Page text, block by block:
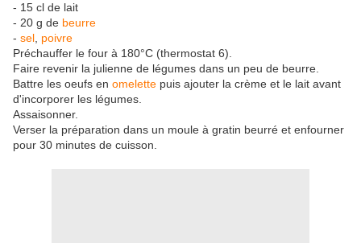
- 15 cl de lait
- 20 g de beurre
- sel poivre
Préchauffer le four à 180°C (thermostat 6).
Faire revenir la julienne de légumes dans un peu de beurre.
Battre les oeufs en omelette puis ajouter la crème et le lait avant
d'incorporer les légumes.
Assaisonner.
Verser la préparation dans un moule à gratin beurré et enfourner
pour 30 minutes de cuisson.